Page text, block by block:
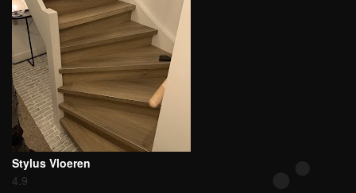
Stylus Vloeren
4.9